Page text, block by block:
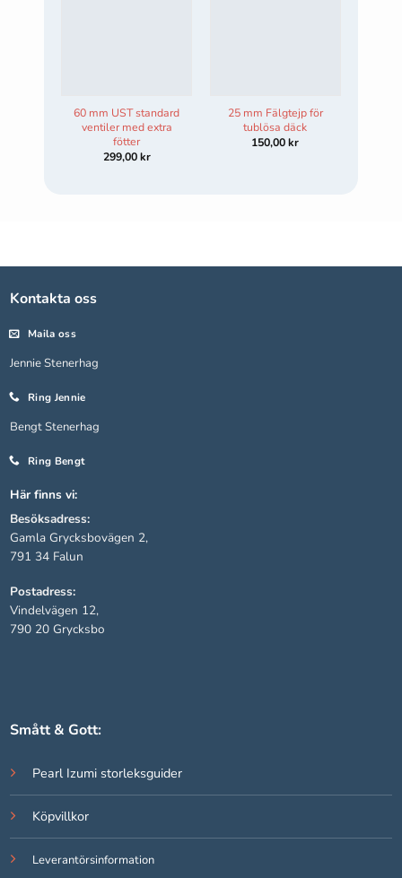
60 mm UST standard
ventiler med extra
fötter
299,00kr
25 mm Fälgtejp för
tublösa däck
150,00kr
Kontakta oss
Maila oss
Jennie Stenerhag
Ring Jennie
Bengt Stenerhag
Ring Bengt
Här finns vi:
Besöksadress:
Gamla Grycksbovägen 2,
791 34 Falun
Postadress:
Vindelvägen 12,
790 20 Grycksbo
Smått & Gott:
Pearl Izumi storleksguider
Köpvillkor
Leverantörsinformation